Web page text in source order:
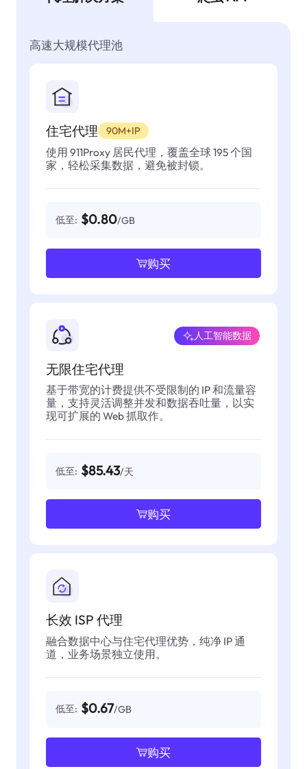
高速大规模代理池
住宅代理 90M+IP
使用 911Proxy 居民代理，覆盖全球 195 个国
家，轻松采集数据，避免被封锁。
低至: $0.80/GB
购买
无限住宅代理
人工智能数据
基于带宽的计费提供不受限制的 IP 和流量容
量，支持灵活调整并发和数据吞吐量，以实
现可扩展的 Web 抓取作。
低至: $85.43/天
购买
长效 ISP 代理
融合数据中心与住宅代理优势，纯净 IP 通
道，业务场景独立使用。
低至: $0.67/GB
购买